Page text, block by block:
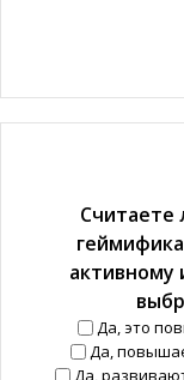
Считаете
Да, это
Да,
Да,